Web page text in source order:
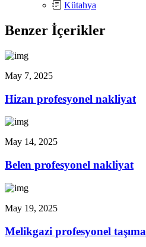
Kütahya
Benzer İçerikler
May 7, 2025
Hizan profesyonel nakliyat
May 14, 2025
Belen profesyonel nakliyat
May 19, 2025
Melikgazi profesyonel taşıma